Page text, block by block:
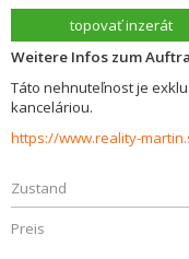
topovať inzerát
Weitere Infos zum
Táto nehnuteľnost je
kanceláriou.
Zustand
Preis